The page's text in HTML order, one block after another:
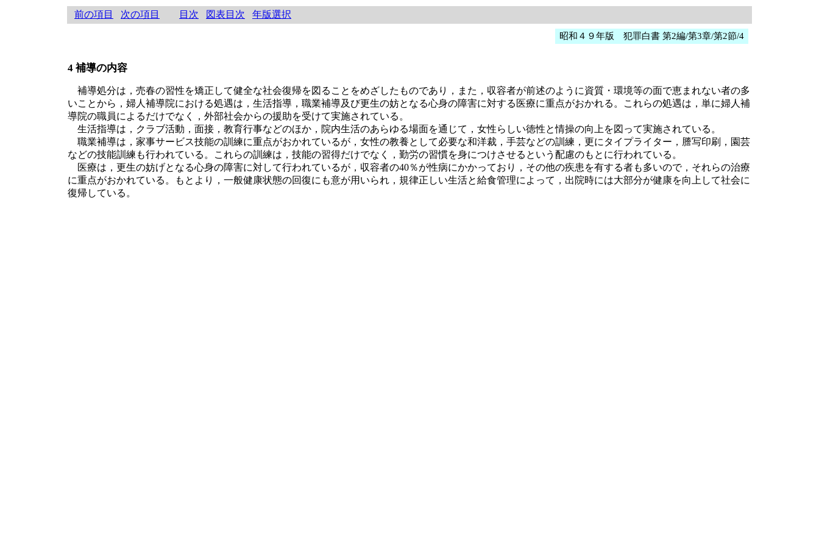
前の項目 次の項目 目次 図表目次 年版選択
昭和４９年版 犯罪白書 第2編/第3章/第2節/4
4 補導の内容
補導処分は，売春の習性を矯正して健全な社会復帰を図ることをめざしたものであり，また，収容者が前述のように資質・環境等の面で恵まれない者の多
いことから，婦人補導院における処遇は，生活指導，職業補導及び更生の妨となる心身の障害に対する医療に重点がおかれる。これらの処遇は，単に婦人補
導院の職員によるだけでなく，外部社会からの援助を受けて実施されている。
生活指導は，クラブ活動，面接，教育行事などのほか，院内生活のあらゆる場面を通じて，女性らしい徳性と情操の向上を図って実施されている。
職業補導は，家事サービス技能の訓練に重点がおかれているが，女性の教養として必要な和洋裁，手芸などの訓練，更にタイプライター，謄写印刷，園芸
などの技能訓練も行われている。これらの訓練は，技能の習得だけでなく，勤労の習慣を身につけさせるという配慮のもとに行われている。
医療は，更生の妨げとなる心身の障害に対して行われているが，収容者の40％が性病にかかっており，その他の疾患を有する者も多いので，それらの治療
に重点がおかれている。もとより，一般健康状態の回復にも意が用いられ，規律正しい生活と給食管理によって，出院時には大部分が健康を向上して社会に
復帰している。